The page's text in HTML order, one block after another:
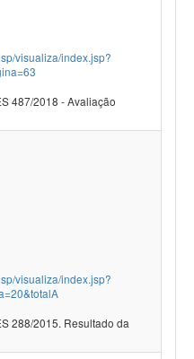
visualiza/index.jsp?
487/2018 - Avaliação
visualiza/index.jsp?
288/2015. Resultado da